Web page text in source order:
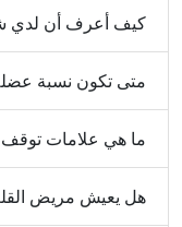
كيف أعرف أن لدي
متى تكون نسبة
ما هي علامات توقف
هل يعيش مريض